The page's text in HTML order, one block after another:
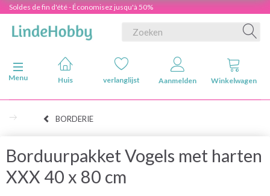
Soldes de fin d'été - Économisez jusqu'à 50%
Navigatie in-/uitschakelen
Menu
Huis verlanglijst Aanmelden Winkelwagen
BORDERIE
Borduurpakket Vogels met harten
XXX 40 x 80 cm